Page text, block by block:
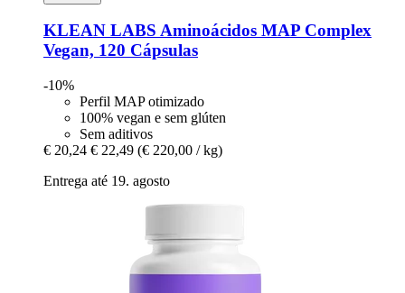
KLEAN LABS Aminoácidos MAP Complex
Vegan, 120 Cápsulas
-10%
Perfil MAP otimizado
100% vegan e sem glúten
Sem aditivos
€ 20,24 € 22,49 (€ 220,00 / kg)
Entrega até 19. agosto